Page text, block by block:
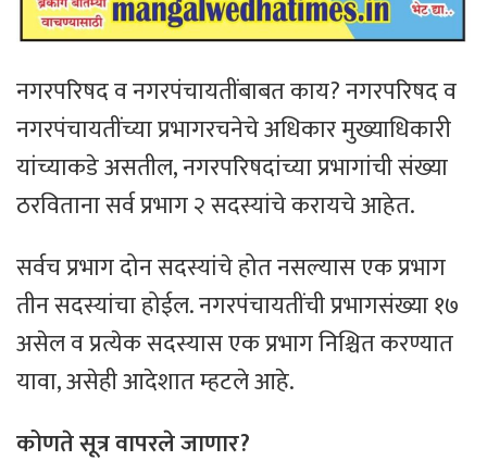
नगरपरिषद व नगरपंचायतींबाबत काय? नगरपरिषद व
नगरपंचायतींच्या प्रभागरचनेचे अधिकार मुख्याधिकारी
यांच्याकडे असतील, नगरपरिषदांच्या प्रभागांची संख्या
ठरविताना सर्व प्रभाग २ सदस्यांचे करायचे आहेत.
सर्वच प्रभाग दोन सदस्यांचे होत नसल्यास एक प्रभाग
तीन सदस्यांचा होईल. नगरपंचायतींची प्रभागसंख्या १७
असेल व प्रत्येक सदस्यास एक प्रभाग निश्चित करण्यात
यावा, असेही आदेशात म्हटले आहे.
कोणते सूत्र वापरले जाणार?